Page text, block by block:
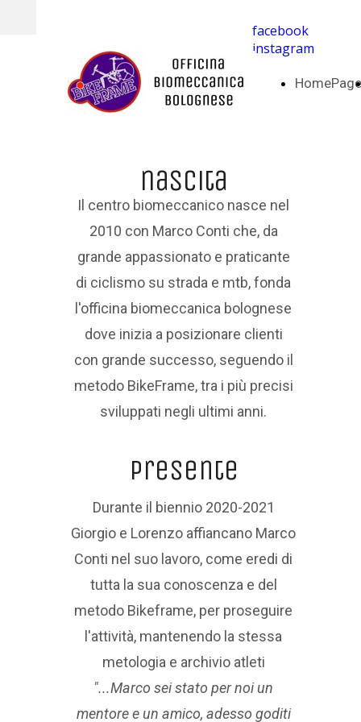
facebook
instagram
HomePage
nascita
Il centro biomeccanico nasce nel
2010 con Marco Conti che, da
grande appassionato e praticante
di ciclismo su strada e mtb, fonda
l'officina biomeccanica bolognese
dove inizia a posizionare clienti
con grande successo, seguendo il
metodo BikeFrame, tra i più precisi
sviluppati negli ultimi anni.
presente
Durante il biennio 2020-2021
Giorgio e Lorenzo affiancano Marco
Conti nel suo lavoro, come eredi di
tutta la sua conoscenza e del
metodo Bikeframe, per proseguire
l'attività, mantenendo la stessa
metologia e archivio atleti
"...Marco sei stato per noi un
mentore e un amico, adesso goditi